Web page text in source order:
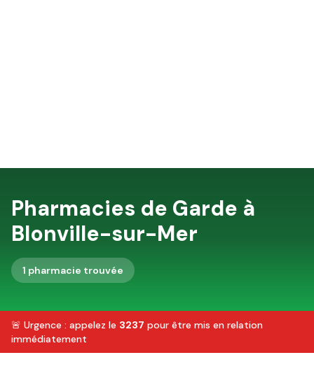
Pharmacies de Garde à
Blonville-sur-Mer
1 pharmacie trouvée
🚨 Urgence : appelez le 3237 pour être mis en relation
immédiatement